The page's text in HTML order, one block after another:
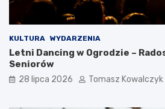
KULTURA WYDARZENIA
Letni Dancing w Ogrodzie –
Seniorów
28 lipca 2026 Tomasz Kowalczyk